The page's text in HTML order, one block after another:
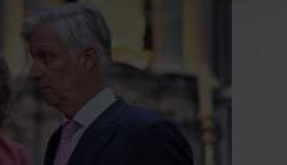
voor social media te bieden
te analyseren. Ook delen we
van onze site met onze
adverteren en analyse. Deze
combineren met andere
verstrekt of die ze hebben